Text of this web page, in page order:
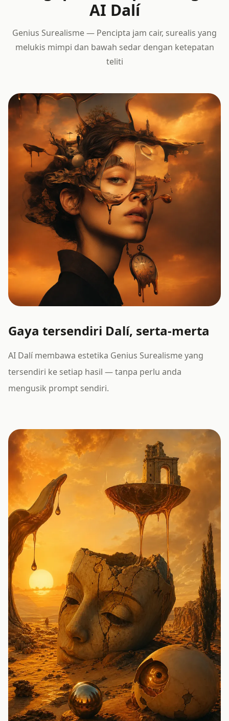
AI Dalí
Genius Surealisme — Pencipta jam cair, surealis yang
melukis mimpi dan bawah sedar dengan ketepatan
teliti
Gaya tersendiri Dalí, serta-merta
AI Dalí membawa estetika Genius Surealisme yang
tersendiri ke setiap hasil — tanpa perlu anda
mengusik prompt sendiri.